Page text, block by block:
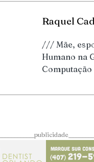
Raquel
/// Mãe,
Humano na
Computação